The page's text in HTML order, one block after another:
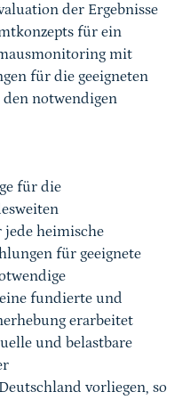
der Ergebnisse
für ein
mit
für die geeigneten
notwendigen
für die
heimische
für geeignete
fundierte und
erarbeitet
und belastbare
vorliegen, so